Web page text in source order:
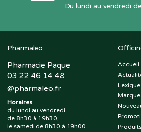
Du lundi au vendredi
Pharmaleo
Pharmacie Paque
03 22 46 14 48
@pharmaleo.fr
Horaires
du lundi au vendredi
de 8h30 à 19h30,
le samedi de 8h30 à 19h00
Accueil
Lexique